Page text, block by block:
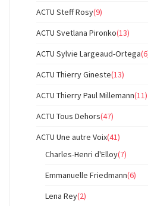
ACTU Steff Rosy(9)
ACTU Svetlana Pironko(13)
ACTU Sylvie Largeaud-Ortega
ACTU Thierry Gineste(13)
ACTU Thierry Paul Millemann(11)
ACTU Tous Dehors(47)
ACTU Une autre Voix(41)
Charles-Henri d'Elloy(7)
Emmanuelle Friedmann(6)
Lena Rey(2)